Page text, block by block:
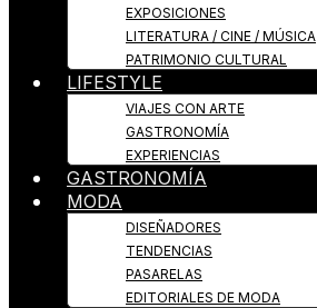
EXPOSICIONES
LITERATURA / CINE / MÚSICA
PATRIMONIO CULTURAL
LIFESTYLE
VIAJES CON ARTE
GASTRONOMÍA
EXPERIENCIAS
GASTRONOMÍA
MODA
DISEÑADORES
TENDENCIAS
PASARELAS
EDITORIALES DE MODA